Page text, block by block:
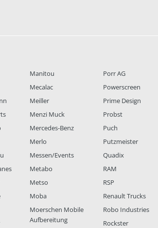
Manitou
Mecalac
Meiller
Menzi Muck
Mercedes-Benz
Merlo
Messen/Events
Metabo
Metso
Moba
Moerschen Mobile
Aufbereitung
Porr AG
Powerscreen
Prime Design
Probst
Puch
Putzmeister
Quadix
RAM
RSP
Renault Trucks
Robo Industries
Rockster